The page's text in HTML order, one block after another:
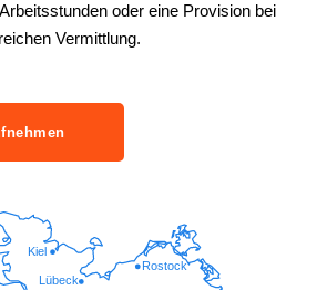
oder eine Provision bei
Vermittlung.
Lübeck
Rostock
Kiel